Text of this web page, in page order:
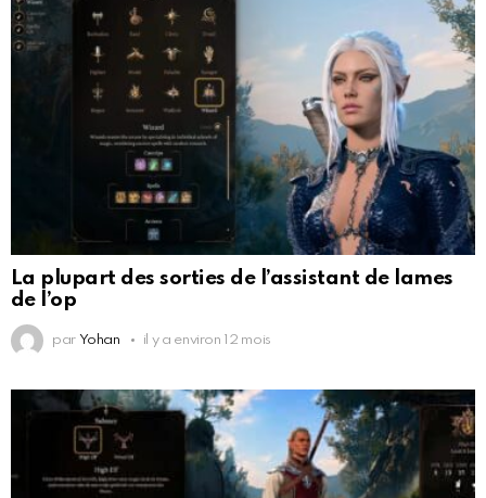
La plupart des sorties de l’assistant de lames
de l’op
par Yohan il y a environ 12 mois